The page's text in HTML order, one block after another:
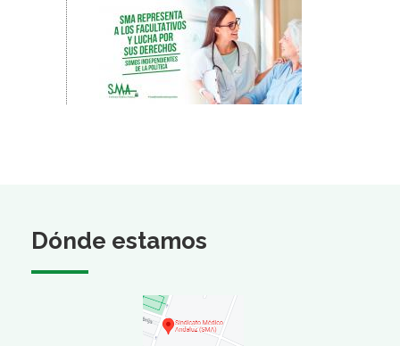
Dónde estamos